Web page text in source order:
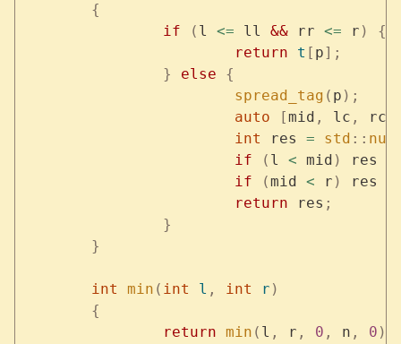
	{
		if
( l <= ll && rr <= r )
{
			return
t [ p];
		}
else {
			spread_tag
( p );
			auto
[mid , lc , rc
			int
res = std ::
			if
( l < mid ) res
			if
(mid < r ) res
			return
res ;
		}
	}
	int
min ( int l , int r )
	{
		return
min ( l , r , 0 , n , 0 );